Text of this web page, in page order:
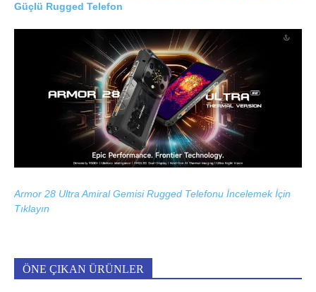
Güçlü Rugged Telefon
Armor 28 Ultra Amiral Gemisi Rugged Telefonu İncelemek İçin
Tıklayın
ÖNE ÇIKAN ÜRÜNLER